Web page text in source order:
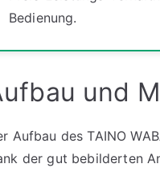
Bedienung.
und
Aufbau des TAINO
der gut bebilderten